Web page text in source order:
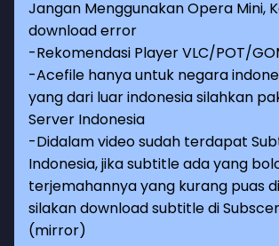
Jangan Menggunakan Opera Mini,
download error
-Rekomendasi Player VLC/POT/
-Acefile hanya untuk negara
yang dari luar indonesia silahkan
Server Indonesia
-Didalam video sudah terdapat
Indonesia, jika subtitle ada yang
terjemahannya yang kurang puas
silakan download subtitle di
(mirror)